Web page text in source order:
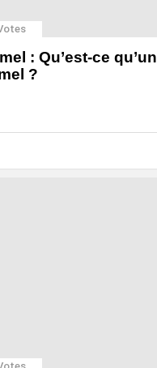
: Qu’est-ce qu’un
?